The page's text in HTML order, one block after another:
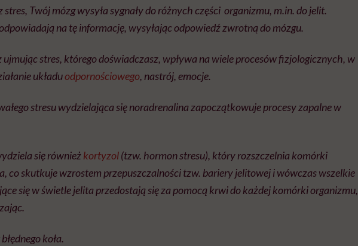
stres, Twój mózg wysyła sygnały do różnych części organizmu, m.in. do jelit.
na tę informację, wysyłając odpowiedź zwrotną do mózgu.
ujmując stres, którego doświadczasz, wpływa na wiele procesów fizjologicznych, w
układuodpornościowego, nastrój, emocje.
stresu wydzielająca się noradrenalina zapoczątkowuje procesy zapalne w
się równieżkortyzol(tzw. hormon stresu), który rozszczelnia komórki
co skutkuje wzrostem przepuszczalności tzw. bariery jelitowej i wówczas wszelkie
się w świetle jelita przedostają się za pomocą krwi do każdej komórki organizmu,
koła.